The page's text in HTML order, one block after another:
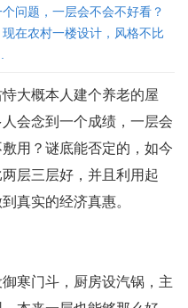
问题，一层会不会不好看？
在农村一楼设计，风格不比
大概本人建个养老的屋
会念到一个成绩，一层会
用？谜底能否定的，如今
层三层好，并且利用起
真实的经济真惠。
寒门斗，厨房设汽锅，主